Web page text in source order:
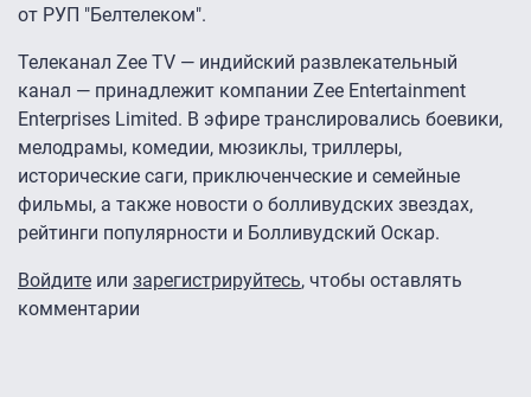
от РУП "Белтелеком".
Телеканал Zee TV — индийский развлекательный
канал — принадлежит компании Zee Entertainment
Enterprises Limited. В эфире транслировались боевики,
мелодрамы, комедии, мюзиклы, триллеры,
исторические саги, приключенческие и семейные
фильмы, а также новости о болливудских звездах,
рейтинги популярности и Болливудский Оскар.
Войдите или зарегистрируйтесь, чтобы оставлять
комментарии